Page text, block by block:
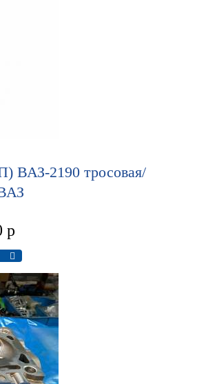
ВАЗ-2190 тросовая/
р